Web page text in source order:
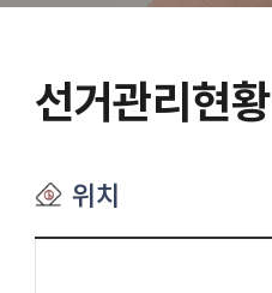
선거관리현황
위치